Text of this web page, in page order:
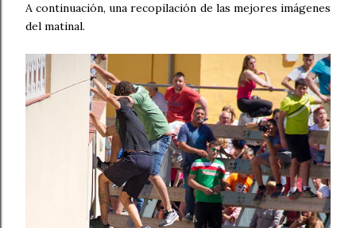
A continuación, una recopilación de las mejores imágenes
del matinal.